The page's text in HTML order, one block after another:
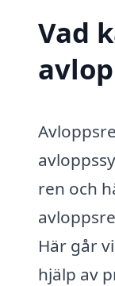
Vad
ren och
Här går
hjälp av